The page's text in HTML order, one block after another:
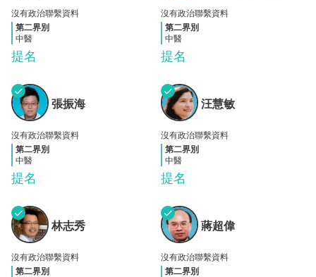
提名
沒有政治聯繫資料
第二界別
中醫
提名
沒有政治聯繫資料
第二界別
中醫
張振
海
✓
提名
張振海
沒有政治聯繫資料
第二界別
中醫
汪慧
敏
✓
提名
汪慧敏
沒有政治聯繫資料
第二界別
中醫
林志
秀
✓
林志秀
沒有政治聯繫資料
第二界別
蔣超
偉
✓
蔣超偉
沒有政治聯繫資料
第二界別